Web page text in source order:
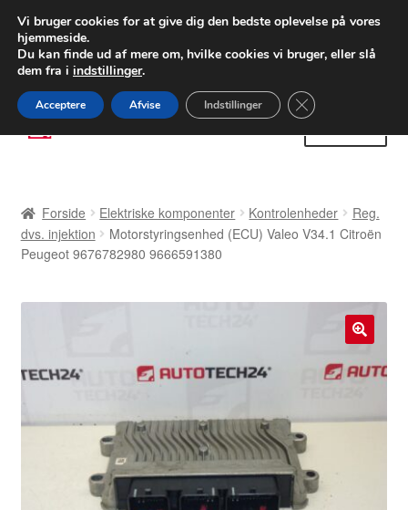
LEVERING fra 55 kr.
FEDEX verdensomspændende forsendelse
80 82 72 02
Spring
til
Spring
til
Betalinger
Klageprocedure
Kontakte
Forside Elektriske komponenter Kontrolenheder
Reg.
dvs. injektion
Motorstyringsenhed (ECU) Valeo V34.1 Citroën
Peugeot 9676782980 9666591380
Vi bruger cookies for at give dig den bedste oplevelse på vores
hjemmeside.
Du kan finde ud af mere om, hvilke cookies vi bruger, eller slå
dem fra i indstillinger.
Acceptere Afvise Indstillinger Close GDPR